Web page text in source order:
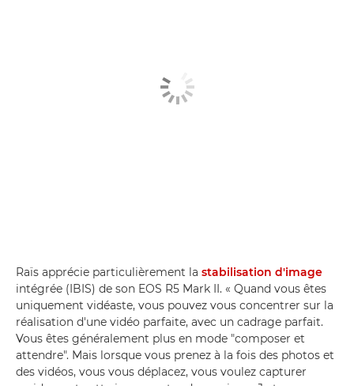
Raïs apprécie particulièrement la stabilisation d'image
intégrée (IBIS) de son EOS R5 Mark II. « Quand vous êtes
uniquement vidéaste, vous pouvez vous concentrer sur la
réalisation d'une vidéo parfaite, avec un cadrage parfait.
Vous êtes généralement plus en mode "composer et
attendre". Mais lorsque vous prenez à la fois des photos et
des vidéos, vous vous déplacez, vous voulez capturer